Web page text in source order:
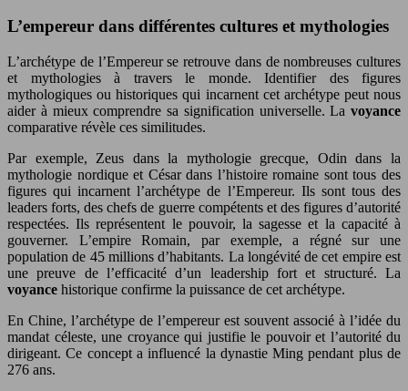
L’empereur dans différentes cultures et mythologies
L’archétype de l’Empereur se retrouve dans de nombreuses cultures
et mythologies à travers le monde. Identifier des figures
mythologiques ou historiques qui incarnent cet archétype peut nous
aider à mieux comprendre sa signification universelle. La voyance
comparative révèle ces similitudes.
Par exemple, Zeus dans la mythologie grecque, Odin dans la
mythologie nordique et César dans l’histoire romaine sont tous des
figures qui incarnent l’archétype de l’Empereur. Ils sont tous des
leaders forts, des chefs de guerre compétents et des figures d’autorité
respectées. Ils représentent le pouvoir, la sagesse et la capacité à
gouverner. L’empire Romain, par exemple, a régné sur une
population de 45 millions d’habitants. La longévité de cet empire est
une preuve de l’efficacité d’un leadership fort et structuré. La
voyance historique confirme la puissance de cet archétype.
En Chine, l’archétype de l’empereur est souvent associé à l’idée du
mandat céleste, une croyance qui justifie le pouvoir et l’autorité du
dirigeant. Ce concept a influencé la dynastie Ming pendant plus de
276 ans.